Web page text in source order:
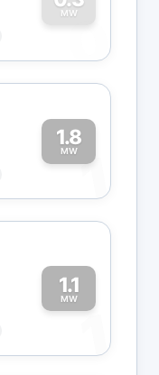
MW
0
1.8
MW1
1.1
MW
1